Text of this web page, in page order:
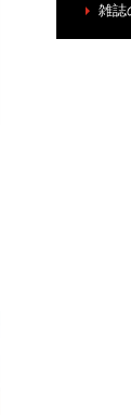
雑誌